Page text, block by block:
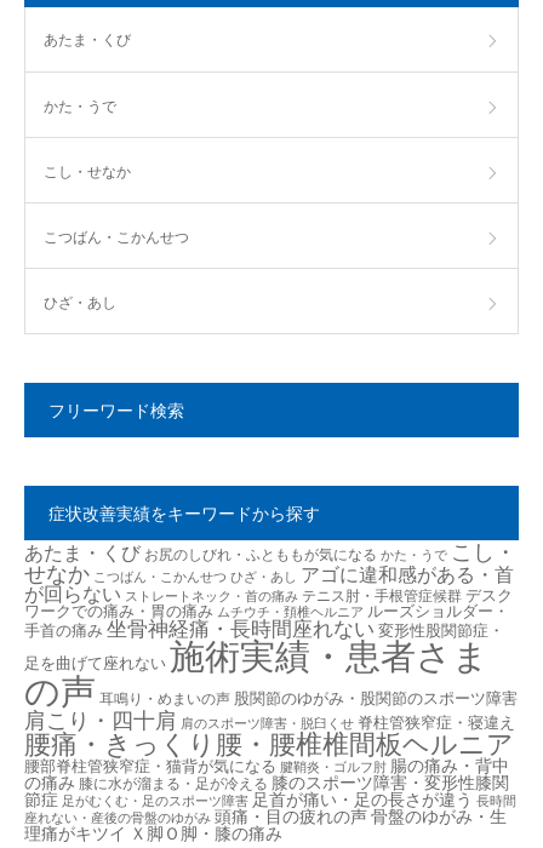
あたま・くび
かた・うで
こし・せなか
こつばん・こかんせつ
ひざ・あし
フリーワード検索
症状改善実績をキーワードから探す
あたま・くび お尻のしびれ・ふとももが気になる かた・うで こし・
せなか こつばん・こかんせつ ひざ・あし アゴに違和感がある・首
が回らない ストレートネック・首の痛み テニス肘・手根管症候群デスク
ワークでの痛み・胃の痛み ムチウチ・頚椎ヘルニア ルーズショルダー・
手首の痛み坐骨神経痛・長時間座れない 変形性股関節症・
足を曲げて座れない施術実績・患者さま
の声 耳鳴り・めまいの声 股関節のゆがみ・股関節のスポーツ障害
肩こり・四十肩 肩のスポーツ障害・脱臼くせ 脊柱管狭窄症・寝違え
腰痛・きっくり腰・腰椎椎間板ヘルニア
腰部脊柱管狭窄症・猫背が気になる 腱鞘炎・ゴルフ肘 腸の痛み・背中
の痛み 膝に水が溜まる・足が冷える 膝のスポーツ障害・変形性膝関
節症 足がむくむ・足のスポーツ障害 足首が痛い・足の長さが違う 長時間
座れない・産後の骨盤のゆがみ 頭痛・目の疲れの声骨盤のゆがみ・生
理痛がキツイ Ｘ脚Ｏ脚・膝の痛み